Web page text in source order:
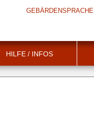
GEBÄRDENSPRACHE
HILFE / INFOS